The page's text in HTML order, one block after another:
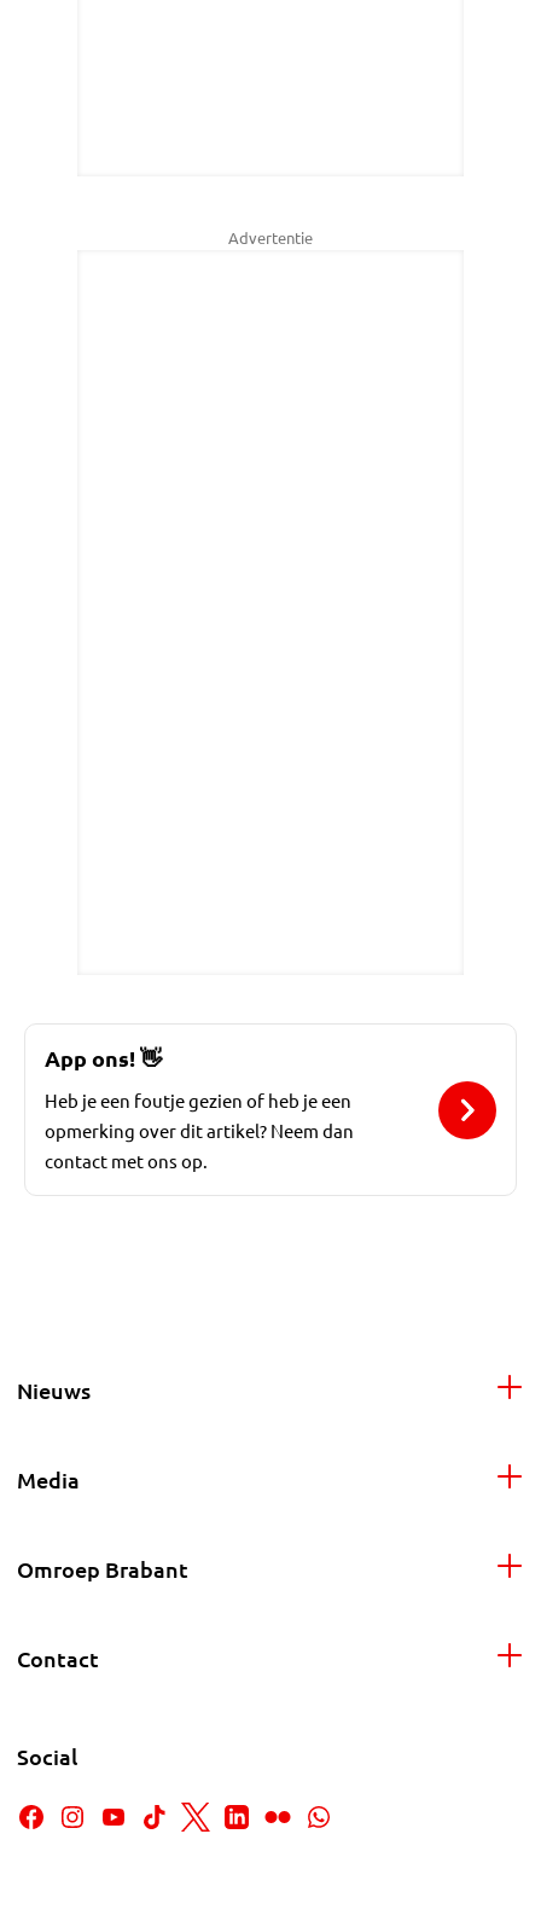
Advertentie
App ons!👋
Heb je een foutje gezien of heb je een
opmerking over dit artikel? Neem dan
contact met ons op.
Nieuws
Media
Omroep Brabant
Contact
Social